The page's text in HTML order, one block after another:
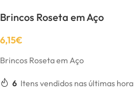
Brincos Roseta em Aço
6,15€
Brincos Roseta em Aço
6 Itens vendidos nas últimas hora